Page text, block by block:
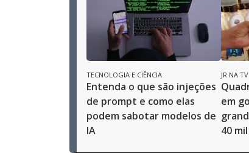
TECNOLOGIA E CIÊNCIA
Entenda o que são injeções
de prompt e como elas
podem sabotar modelos de
IA
JR NA TV
em
40